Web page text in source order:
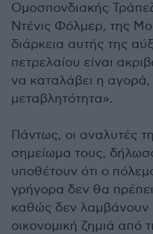
Ομοσπονδιακής
Ντένις Φόλμερ, της
διάρκεια αυτής της
πετρελαίου είναι
να καταλάβει η αγορά,
μεταβλητότητα».
Πάντως, οι αναλυτές
σημείωμα τους,
υποθέτουν ότι ο
γρήγορα δεν θα
καθώς δεν λαμβάνουν
οικονομική ζημιά από